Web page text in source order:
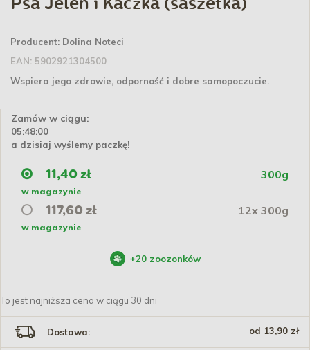
Psa Jeleń i Kaczka (saszetka)
Producent: Dolina Noteci
EAN: 5902921304500
Wspiera jego zdrowie, odporność i dobre samopoczucie.
Zamów w ciągu:
05:47:59
a dzisiaj wyślemy paczkę!
11,40 zł 300g
w magazynie
117,60 zł 12x 300g
w magazynie
+20 zoozonków
To jest najniższa cena w ciągu 30 dni
Dostawa: od 13,90 zł